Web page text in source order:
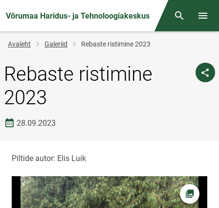
Võrumaa Haridus- ja Tehnoloogiakeskus Otsing
Jälglink
Avaleht Galeriid Rebaste ristimine 2023
Rebaste ristimine
2023
Loomise kuupäev
28.09.2023
Piltide autor: Elis Luik
Foto